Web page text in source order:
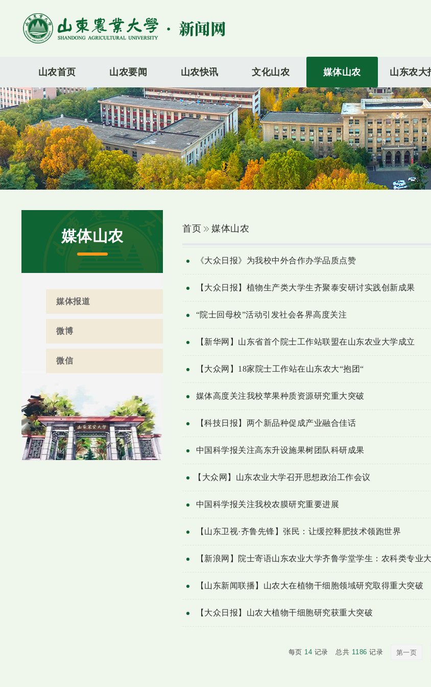
山农首页 山农要闻 山农快讯 文化山农 媒体山农 山东农大
媒体山农
媒体报道
微博
微信
首页 媒体山农
《大众日报》为我校中外合作办学品质点赞
【大众日报】植物生产类大学生齐聚泰安研讨实践创新成果
“院士回母校”活动引发社会各界高度关注
【新华网】山东省首个院士工作站联盟在山东农业大学成立
【大众网】18家院士工作站在山东农大“抱团“
媒体高度关注我校苹果种质资源研究重大突破
【科技日报】两个新品种促成产业融合佳话
中国科学报关注高东升设施果树团队科研成果
​【大众网】山东农业大学召开思想政治工作会议
中国科学报关注我校农膜研究重要进展
【山东卫视·齐鲁先锋】张民：让缓控释肥技术领跑世界
【新浪网】院士寄语山东农业大学齐鲁学堂学生：农科类专业
【山东新闻联播】山农大在植物干细胞领域研究取得重大突破
【大众日报】山农大植物干细胞研究获重大突破
每页 14 记录 总共 1186 记录 第一页